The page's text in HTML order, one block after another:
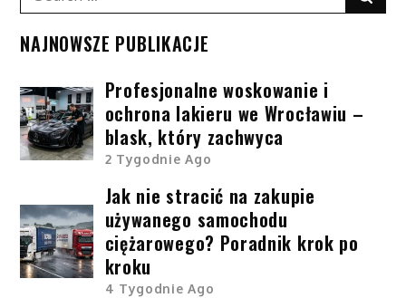
for:
NAJNOWSZE PUBLIKACJE
Profesjonalne woskowanie i
ochrona lakieru we Wrocławiu –
blask, który zachwyca
2 Tygodnie Ago
Jak nie stracić na zakupie
używanego samochodu
ciężarowego? Poradnik krok po
kroku
4 Tygodnie Ago